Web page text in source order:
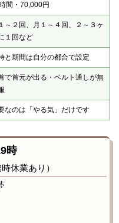
間・70,000円
～２回、月１～４回、２～３ヶ
１回など
と期間は自分の都合で設定
で首元が出る・ベルト通しが無
なのは「やる気」だけです
時
休業あり）